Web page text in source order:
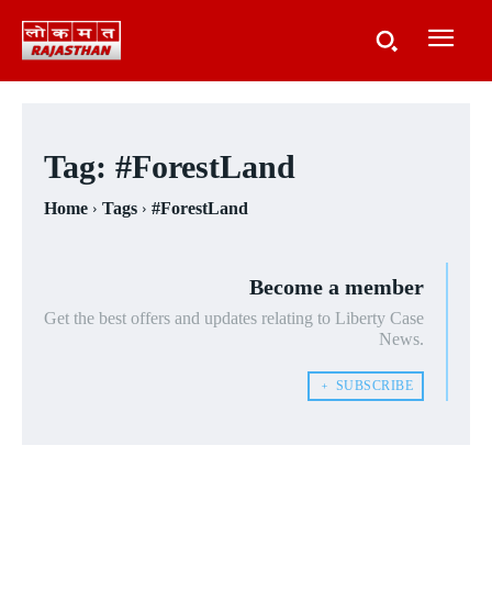
Tag: #ForestLand
Home Tags #ForestLand
Become a member
Get the best offers and updates relating to Liberty Case
News.
﹢ SUBSCRIBE